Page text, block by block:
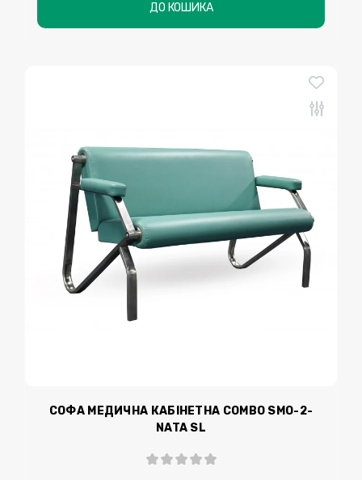
ДО КОШИКА
СОФА МЕДИЧНА КАБІНЕТНА COMBO SMO-2-
NATA SL